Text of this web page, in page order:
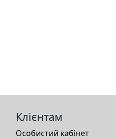
Клієнтам
Особистий кабінет